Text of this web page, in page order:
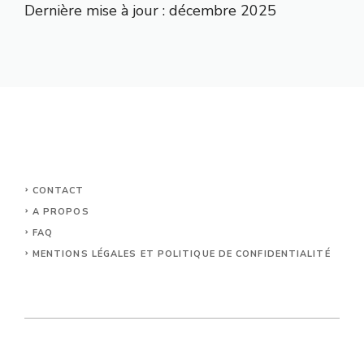
Dernière mise à jour : décembre 2025
CONTACT
A PROPOS
FAQ
MENTIONS LÉGALES ET POLITIQUE DE CONFIDENTIALITÉ